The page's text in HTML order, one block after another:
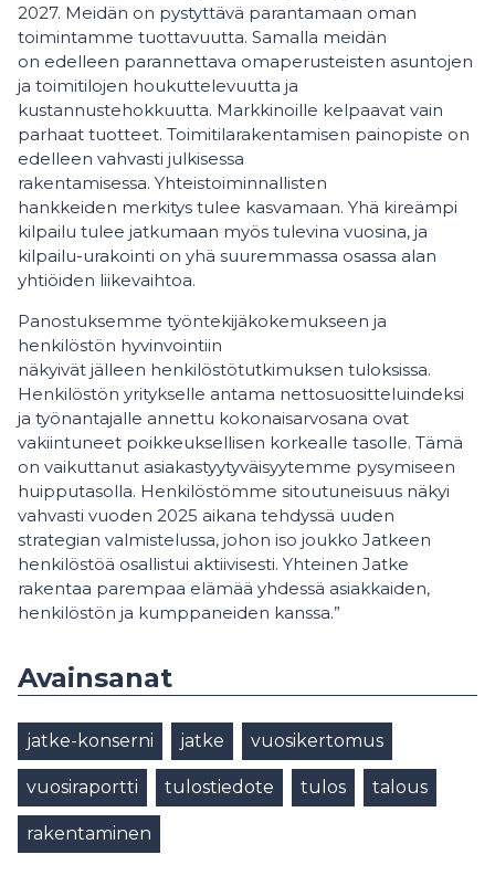
2027. Meidän on pystyttävä parantamaan oman
toimintamme tuottavuutta. Samalla meidän
on edelleen parannettava omaperusteisten asuntojen
ja toimitilojen houkuttelevuutta ja
kustannustehokkuutta. Markkinoille kelpaavat vain
parhaat tuotteet. Toimitilarakentamisen painopiste on
edelleen vahvasti julkisessa
rakentamisessa. Yhteistoiminnallisten
hankkeiden merkitys tulee kasvamaan. Yhä kireämpi
kilpailu tulee jatkumaan myös tulevina vuosina, ja
kilpailu-urakointi on yhä suuremmassa osassa alan
yhtiöiden liikevaihtoa.
Panostuksemme työntekijäkokemukseen ja
henkilöstön hyvinvointiin
näkyivät jälleen henkilöstötutkimuksen tuloksissa.
Henkilöstön yritykselle antama nettosuositteluindeksi
ja työnantajalle annettu kokonaisarvosana ovat
vakiintuneet poikkeuksellisen korkealle tasolle. Tämä
on vaikuttanut asiakastyytyväisyytemme pysymiseen
huipputasolla. Henkilöstömme sitoutuneisuus näkyi
vahvasti vuoden 2025 aikana tehdyssä uuden
strategian valmistelussa, johon iso joukko Jatkeen
henkilöstöä osallistui aktiivisesti. Yhteinen Jatke
rakentaa parempaa elämää yhdessä asiakkaiden,
henkilöstön ja kumppaneiden kanssa.”
Avainsanat
jatke-konserni jatke vuosikertomus
vuosiraportti tulostiedote tulos talous
rakentaminen